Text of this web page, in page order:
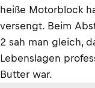
heiße Motorblock
versengt. Beim
2 sah man gleich,
Lebenslagen
Butter war.